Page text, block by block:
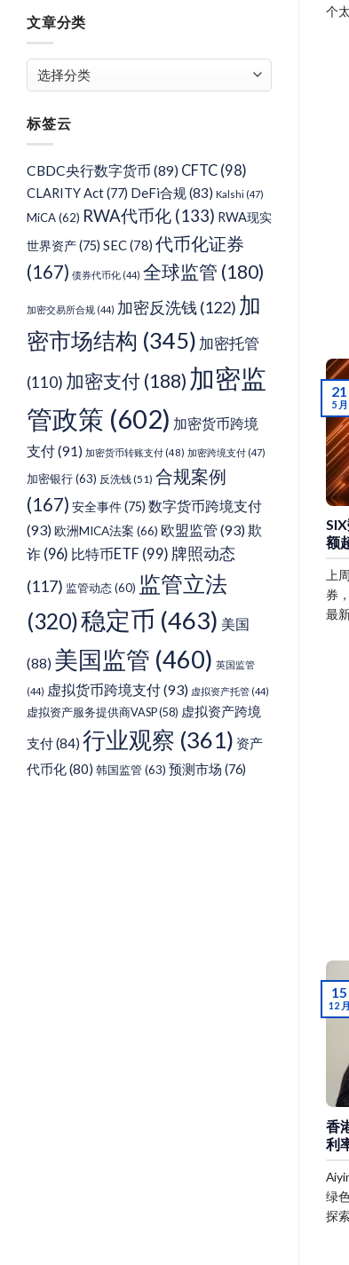
文章分类
章
类
标签云
CBDC央行数字货币 (89) CFTC (98)
CLARITY Act(77) DeFi合规(83) Kalshi (47)
MiCA(62) RWA代币化 (133) RWA现实
世界资产(75) SEC(78) 代币化证券
(167) 债券代币化 (44) 全球监管 (180)
加密交易所合规 (44) 加密反洗钱 (122) 加
密市场结构 (345) 加密托管
(110) 加密支付 (188) 加密监
管政策 (602) 加密货币跨境
支付(91) 加密货币转账支付 (48) 加密跨境支付 (47)
加密银行(63) 反洗钱(51) 合规案例
(167) 安全事件(75) 数字货币跨境支付
(93)欧洲MICA法案 (66) 欧盟监管 (93)欺
诈 (96) 比特币ETF (99) 牌照动态
(117) 监管动态(60) 监管立法
(320)稳定币 (463) 美国
(88) 美国监管 (460) 英国监管
(44) 虚拟货币跨境支付(93) 虚拟资产托管 (44)
虚拟资产服务提供商VASP(58) 虚拟资产跨境
支付(84) 行业观察 (361) 资产
代币化(80) 韩国监管(63) 预测市场 (76)
个
额
上
券
最
21
5 月
香
利
绿
探
15
12 月